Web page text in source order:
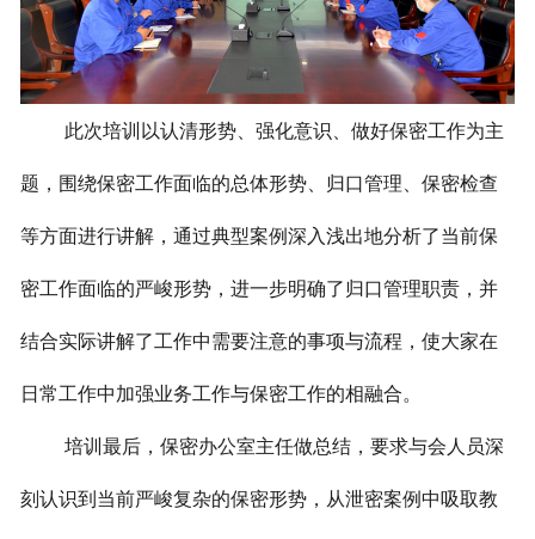
此次培训以认清形势、强化意识、做好保密工作为主
题，围绕保密工作面临的总体形势、归口管理、保密检查
等方面进行讲解，通过典型案例深入浅出地分析了当前保
密工作面临的严峻形势，进一步明确了归口管理职责，并
结合实际讲解了工作中需要注意的事项与流程，使大家在
日常工作中加强业务工作与保密工作的相融合。
培训最后，保密办公室主任做总结，要求与会人员深
刻认识到当前严峻复杂的保密形势，从泄密案例中吸取教